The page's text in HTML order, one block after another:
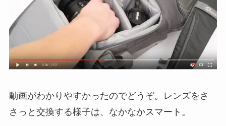
動画がわかりやすかったのでどうぞ。レンズをさ
さっと交換する様子は、なかなかスマート。